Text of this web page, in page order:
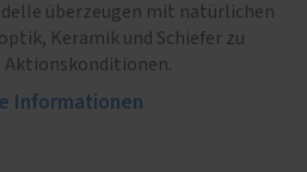
überzeugen mit natürlichen
Keramik und Schiefer zu
Informationen